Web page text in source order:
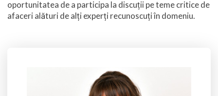
oportunitatea de a participa la discuții pe teme critice de
afaceri alături de alți experți recunoscuți în domeniu.